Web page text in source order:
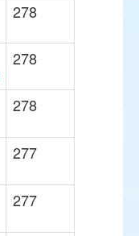
278
278
278
277
277